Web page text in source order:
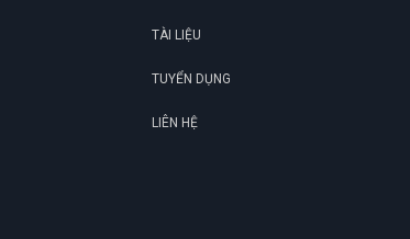
TÀI LIỆU
TUYỂN DỤNG
LIÊN HỆ